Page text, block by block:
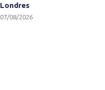
Londres
07/08/2026